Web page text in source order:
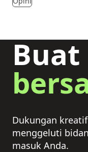
Buat
Dukungan
menggeluti
masuk Anda.